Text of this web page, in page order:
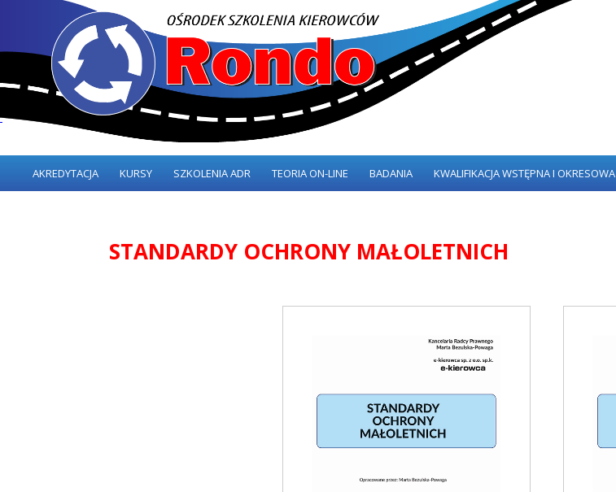
AKREDYTACJA KURSY SZKOLENIA ADR TEORIA ON-LINE BADANIA KWALIFIKACJA WSTĘPNA I OKRESOWA
STANDARDY OCHRONY MAŁOLETNICH